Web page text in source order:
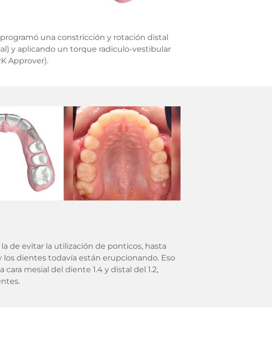
una constricción y rotación distal
y aplicando un torque radiculo-vestibular
Approver).
de evitar la utilización de ponticos, hasta
dientes todavía están erupcionando. Eso
mesial del diente 1.4 y distal del 1.2,